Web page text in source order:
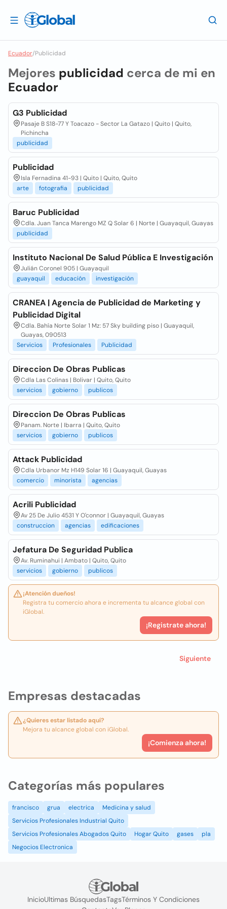
Ecuador/Publicidad
Empresas destacadas
¿Quieres estar listado aquí?
Mejora tu alcance global con iGlobal.
¡Comienza ahora!
Mejores publicidad cerca de mi en
Ecuador
G3 Publicidad
Pasaje B S18-77 Y Toacazo - Sector La Gatazo | Quito | Quito,
Pichincha
publicidad
Publicidad
Isla Fernadina 41-93 | Quito | Quito, Quito
arte
fotografia publicidad
Baruc Publicidad
Cdla. Juan Tanca Marengo MZ Q Solar 6 | Norte | Guayaquil, Guayas
publicidad
Instituto Nacional De Salud Pública E Investigación
Julián Coronel 905 | Guayaquil
guayaquil
educación investigación
CRANEA | Agencia de Publicidad de Marketing y
Publicidad Digital
Cdla. Bahía Norte Solar 1 Mz: 57 Sky building piso | Guayaquil,
Guayas, 090513
Servicios
Profesionales Publicidad
Direccion De Obras Publicas
Cdla Las Colinas | Bolivar | Quito, Quito
servicios
gobierno publicos
Direccion De Obras Publicas
Panam. Norte | Ibarra | Quito, Quito
servicios
gobierno publicos
Attack Publicidad
Cdla Urbanor Mz H149 Solar 16 | Guayaquil, Guayas
comercio
minorista agencias
Acrili Publicidad
Av 25 De Julio 4531 Y O'connor | Guayaquil, Guayas
construccion
agencias edificaciones
Jefatura De Seguridad Publica
Av. Ruminahui | Ambato | Quito, Quito
servicios
gobierno publicos
¡Atención dueños!
Registra tu comercio ahora e incrementa tu alcance global con
iGlobal.
¡Registrate ahora!
Siguiente
Categorías más populares
francisco grua electrica
Medicina y salud
Servicios Profesionales Industrial Quito
Servicios Profesionales Abogados Quito
Hogar Quito gases
pla
Negocios Electronica
InicioUltimas BúsquedasTagsTérminos Y Condiciones